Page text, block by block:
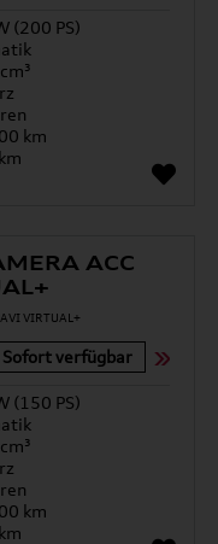
(200 PS)
km
ACC
Sofort verfügbar
(150 PS)
km